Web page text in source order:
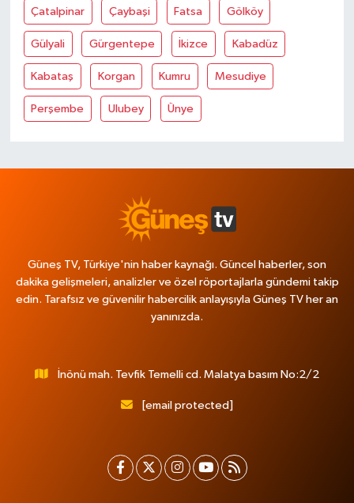
Çatalpinar Çaybaşi Fatsa Gölköy
Gülyali Gürgentepe İkizce Kabadüz
Kabataş Korgan Kumru Mesudiye
Perşembe Ulubey Ünye
Güneş TV, Türkiye'nin haber kaynağı. Güncel haberler, son
dakika gelişmeleri, analizler ve özel röportajlarla gündemi takip
edin. Tarafsız ve güvenilir habercilik anlayışıyla Güneş TV her an
yanınızda.
İnönü mah. Tevfik Temelli cd. Malatya basım No:2/2
[email protected]